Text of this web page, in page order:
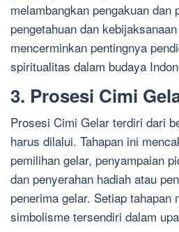
melambangkan pengakuan dan
pengetahuan dan
mencerminkan pentingnya
spiritualitas dalam budaya
3. Prosesi Cimi
Prosesi Cimi Gelar terdiri dari
harus dilalui. Tahapan ini
pemilihan gelar, penyampaian
dan penyerahan hadiah atau
penerima gelar. Setiap tahapan
simbolisme tersendiri dalam